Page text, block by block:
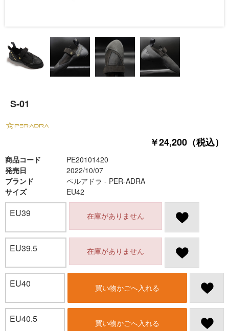
S-01
￥24,200（税込）
商品コード
PE20101420
発売日
2022/10/07
ブランド
ペルアドラ - PER-ADRA
サイズ
EU42
EU39 在庫がありません
EU39.5 在庫がありません
EU40 買い物かごへ入れる
EU40.5 買い物かごへ入れる